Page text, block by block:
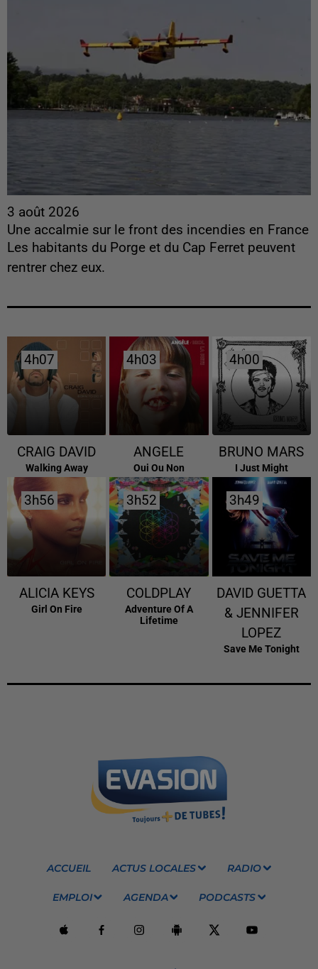
3 août 2026
Une accalmie sur le front des incendies en France
Les habitants du Porge et du Cap Ferret peuvent
rentrer chez eux.
4h07
4h07
CRAIG DAVID
Walking Away
4h03
4h03
ANGELE
Oui Ou Non
4h00
4h00
BRUNO MARS
I Just Might
3h56
3h56
ALICIA KEYS
Girl On Fire
3h52
3h52
COLDPLAY
Adventure Of A
Lifetime
3h49
3h49
DAVID GUETTA
& JENNIFER
LOPEZ
Save Me Tonight
ACCUEIL ACTUS LOCALES RADIO
EMPLOI AGENDA PODCASTS